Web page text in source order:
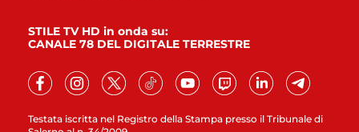
Testata iscritta nel Registro della Stampa presso il Tribunale di
STILE TV HD in onda su:
CANALE 78 DEL DIGITALE TERRESTRE